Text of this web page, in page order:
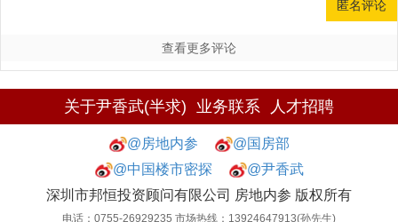
查看更多评论
关于尹香武(半求) 业务联系 人才招聘
@房地内参
@国房部
@中国楼市密探
@尹香武
深圳市邦恒投资顾问有限公司 房地内参 版权所有
电话：0755-26929235 市场热线：13924647913(孙先生)